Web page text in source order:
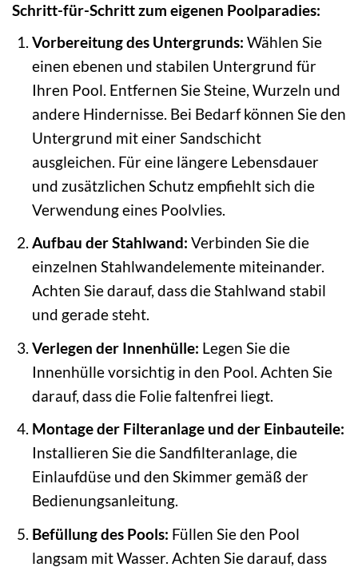
Schritt-für-Schritt zum eigenen Poolparadies:
Vorbereitung des Untergrunds: Wählen Sie
einen ebenen und stabilen Untergrund für
Ihren Pool. Entfernen Sie Steine, Wurzeln und
andere Hindernisse. Bei Bedarf können Sie den
Untergrund mit einer Sandschicht
ausgleichen. Für eine längere Lebensdauer
und zusätzlichen Schutz empfiehlt sich die
Verwendung eines Poolvlies.
Aufbau der Stahlwand: Verbinden Sie die
einzelnen Stahlwandelemente miteinander.
Achten Sie darauf, dass die Stahlwand stabil
und gerade steht.
Verlegen der Innenhülle: Legen Sie die
Innenhülle vorsichtig in den Pool. Achten Sie
darauf, dass die Folie faltenfrei liegt.
Montage der Filteranlage und der Einbauteile:
Installieren Sie die Sandfilteranlage, die
Einlaufdüse und den Skimmer gemäß der
Bedienungsanleitung.
Befüllung des Pools: Füllen Sie den Pool
langsam mit Wasser. Achten Sie darauf, dass